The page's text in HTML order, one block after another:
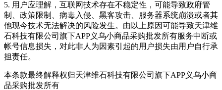
5. 用户应理解，互联网技术存在不稳定性，可能导致政府管
制、政策限制、病毒入侵、黑客攻击、服务器系统崩溃或者其
他现今技术无法解决的风险发生。由以上原因可能导致天津维
石科技有限公司 旗下APP义乌小商品采购批发所有服务中断或
帐号信息损失，对此非人为因素引起的用户损失由用户自行承
担责任。
本条款最终解释权归天津维石科技有限公司 旗下APP义乌小商
品采购批发所有